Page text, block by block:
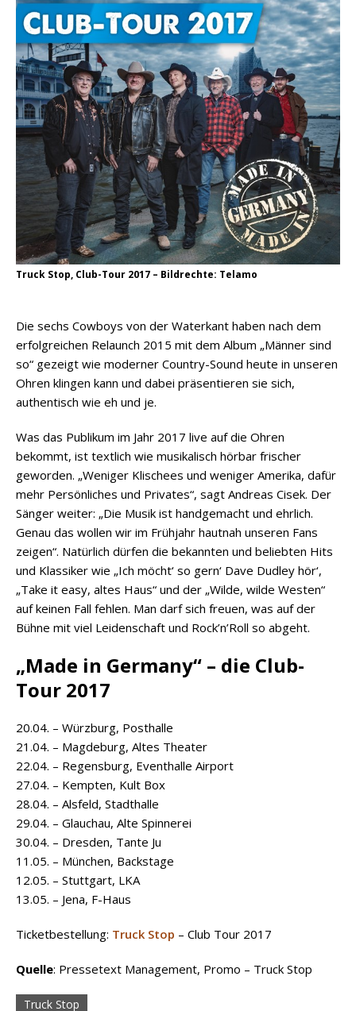
Truck Stop, Club-Tour 2017 – Bildrechte: Telamo
Die sechs Cowboys von der Waterkant haben nach dem
erfolgreichen Relaunch 2015 mit dem Album „Männer sind
so“ gezeigt wie moderner Country-Sound heute in unseren
Ohren klingen kann und dabei präsentieren sie sich,
authentisch wie eh und je.
Was das Publikum im Jahr 2017 live auf die Ohren
bekommt, ist textlich wie musikalisch hörbar frischer
geworden. „Weniger Klischees und weniger Amerika, dafür
mehr Persönliches und Privates“, sagt Andreas Cisek. Der
Sänger weiter: „Die Musik ist handgemacht und ehrlich.
Genau das wollen wir im Frühjahr hautnah unseren Fans
zeigen“. Natürlich dürfen die bekannten und beliebten Hits
und Klassiker wie „Ich möcht‘ so gern‘ Dave Dudley hör‘,
„Take it easy, altes Haus“ und der „Wilde, wilde Westen“
auf keinen Fall fehlen. Man darf sich freuen, was auf der
Bühne mit viel Leidenschaft und Rock’n’Roll so abgeht.
„Made in Germany“ – die Club-
Tour 2017
20.04. – Würzburg, Posthalle
21.04. – Magdeburg, Altes Theater
22.04. – Regensburg, Eventhalle Airport
27.04. – Kempten, Kult Box
28.04. – Alsfeld, Stadthalle
29.04. – Glauchau, Alte Spinnerei
30.04. – Dresden, Tante Ju
11.05. – München, Backstage
12.05. – Stuttgart, LKA
13.05. – Jena, F-Haus
Ticketbestellung: Truck Stop – Club Tour 2017
Quelle: Pressetext Management, Promo – Truck Stop
Truck Stop